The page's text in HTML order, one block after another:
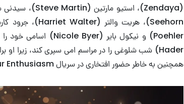
Hader) شب شلوغی را در مراسم امی سپری کند، زیرا او برای بازیگری، نویسندگی و کارگردانی در
همچنین به خاطر حضور افتخاری در سریال Curb Your Enthusiasm شناخته شده است.